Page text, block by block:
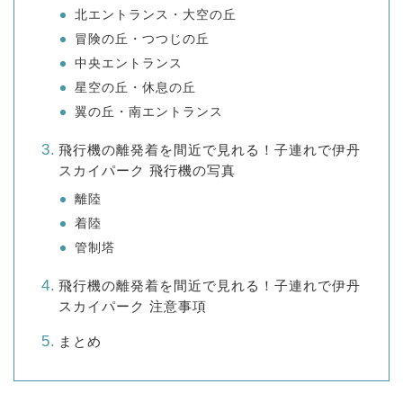
北エントランス・大空の丘
冒険の丘・つつじの丘
中央エントランス
星空の丘・休息の丘
翼の丘・南エントランス
飛行機の離発着を間近で見れる！子連れで伊丹
スカイパーク 飛行機の写真
離陸
着陸
管制塔
飛行機の離発着を間近で見れる！子連れで伊丹
スカイパーク 注意事項
まとめ